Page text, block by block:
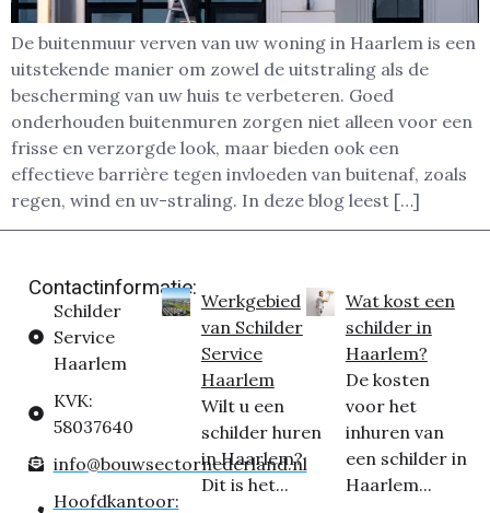
De buitenmuur verven van uw woning in Haarlem is een
uitstekende manier om zowel de uitstraling als de
bescherming van uw huis te verbeteren. Goed
onderhouden buitenmuren zorgen niet alleen voor een
frisse en verzorgde look, maar bieden ook een
effectieve barrière tegen invloeden van buitenaf, zoals
regen, wind en uv-straling. In deze blog leest […]
Contactinformatie:
Schilder
Service
Haarlem
KVK:
58037640
info@bouwsectornederland.nl
Hoofdkantoor:
Werkgebied
van Schilder
Service
Haarlem
Wilt u een
schilder huren
in Haarlem?
Dit is het...
Wat kost een
schilder in
Haarlem?
De kosten
voor het
inhuren van
een schilder in
Haarlem...